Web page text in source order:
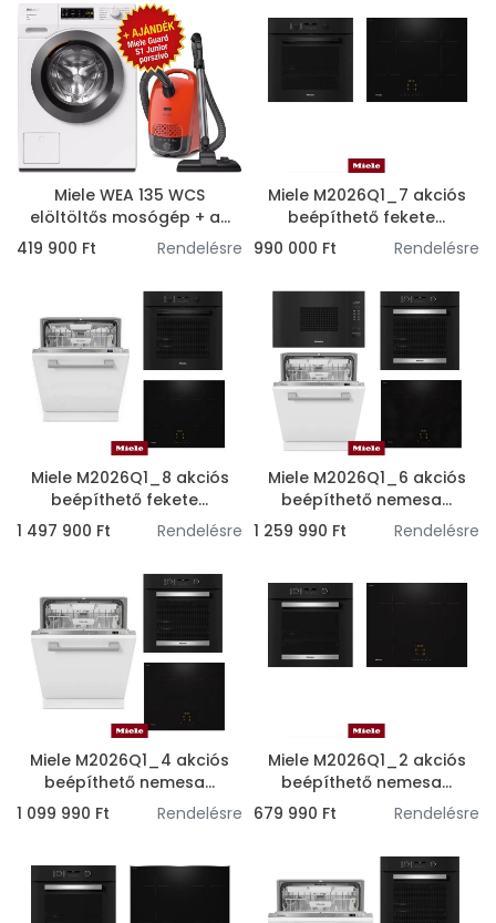
Miele WEA 135 WCS
elöltöltős mosógép + a...
419 900 Ft
Rendelésre
Miele M2026Q1_7 akciós
beépíthető fekete...
990 000 Ft
Rendelésre
Miele M2026Q1_8 akciós
beépíthető fekete...
1 497 900 Ft
Rendelésre
Miele M2026Q1_6 akciós
beépíthető nemesa...
1 259 990 Ft
Rendelésre
Miele M2026Q1_4 akciós
beépíthető nemesa...
1 099 990 Ft
Rendelésre
Miele M2026Q1_2 akciós
beépíthető nemesa...
679 990 Ft
Rendelésre